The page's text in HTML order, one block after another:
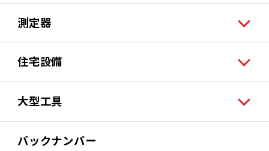
測定器
住宅設備
大型工具
バックナンバー